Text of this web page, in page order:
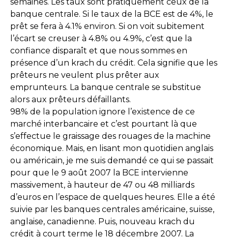
banque centrale. Si le taux de la BCE est de 4%, le
prêt se fera à 4.1% environ. Si on voit subitement
l’écart se creuser à 4.8% ou 4.9%, c’est que la
confiance disparaît et que nous sommes en
présence d’un krach du crédit. Cela signifie que les
prêteurs ne veulent plus prêter aux
emprunteurs. La banque centrale se substitue
alors aux prêteurs défaillants.
98% de la population ignore l’existence de ce
marché interbancaire et c’est pourtant là que
s’effectue le graissage des rouages de la machine
économique. Mais, en lisant mon quotidien anglais
ou américain, je me suis demandé ce qui se passait
pour que le 9 août 2007 la BCE intervienne
massivement, à hauteur de 47 ou 48 milliards
d’euros en l’espace de quelques heures. Elle a été
suivie par les banques centrales américaine, suisse,
anglaise, canadienne. Puis, nouveau krach du
crédit à court terme le 18 décembre 2007. La